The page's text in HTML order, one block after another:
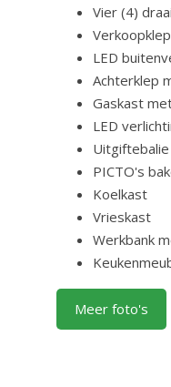
Vier (4)
LED
Achterklep
Gaskast
LED
PICTO's
Koelkast
Vrieskast
Werkbank
Meer foto's